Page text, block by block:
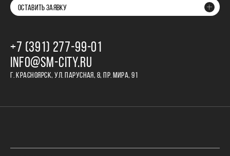
ОСТАВИТЬ ЗАЯВКУ
+7 (391) 277‒99‒01
INFO@SM-CITY.RU
Г. КРАСНОЯРСК, УЛ. ПАРУСНАЯ, 8, ПР. МИРА, 91